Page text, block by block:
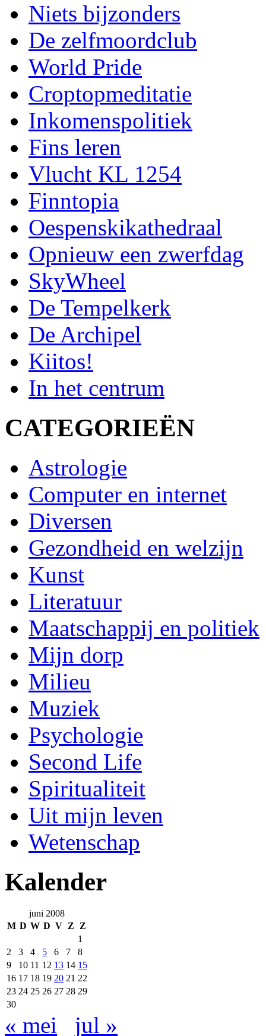
Niets bijzonders
De zelfmoordclub
World Pride
Croptopmeditatie
Inkomenspolitiek
Fins leren
Vlucht KL 1254
Finntopia
Oespenskikathedraal
Opnieuw een zwerfdag
SkyWheel
De Tempelkerk
De Archipel
Kiitos!
In het centrum
CATEGORIEËN
Astrologie
Computer en internet
Diversen
Gezondheid en welzijn
Kunst
Literatuur
Maatschappij en politiek
Mijn dorp
Milieu
Muziek
Psychologie
Second Life
Spiritualiteit
Uit mijn leven
Wetenschap
Kalender
juni 2008
M D W D V Z
Z
1
2
3 4 5 6 7
8
9
10 11 12 13 14 15
16 17 18 19 20 21 22
23 24 25 26 27 28 29
30
« mei jul »